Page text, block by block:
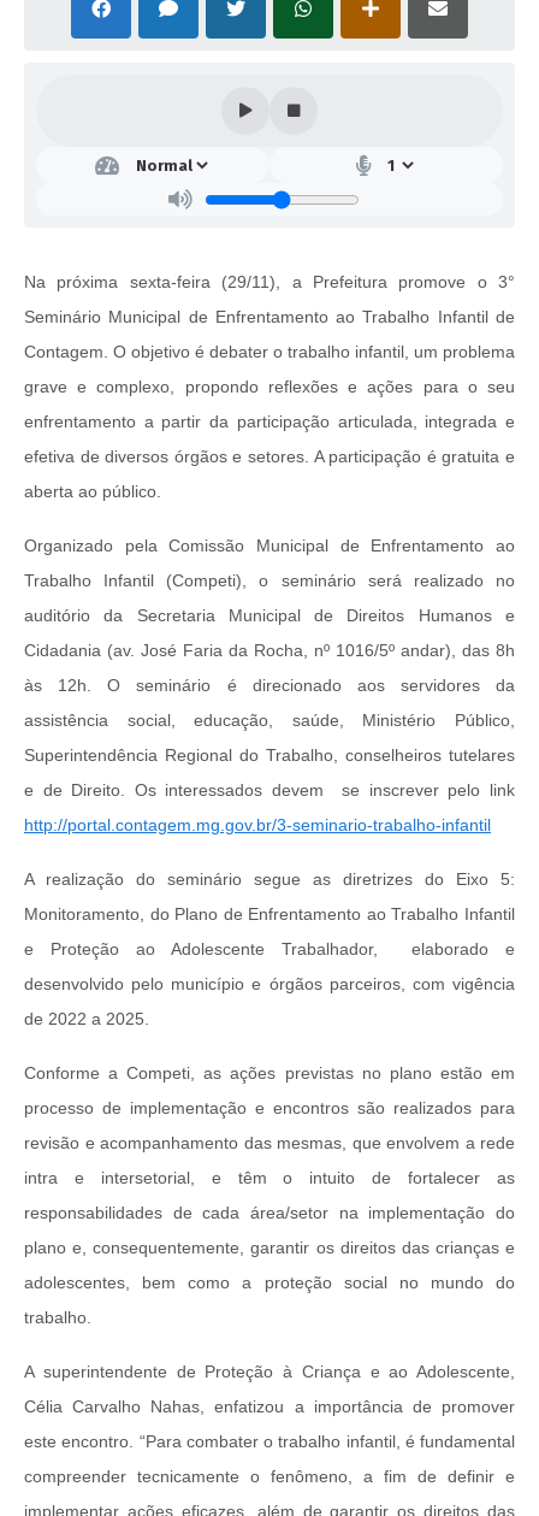
Na próxima sexta-feira (29/11), a Prefeitura promove o 3°
Seminário Municipal de Enfrentamento ao Trabalho Infantil de
Contagem. O objetivo é debater o trabalho infantil, um problema
grave e complexo, propondo reflexões e ações para o seu
enfrentamento a partir da participação articulada, integrada e
efetiva de diversos órgãos e setores. A participação é gratuita e
aberta ao público.
Organizado pela Comissão Municipal de Enfrentamento ao
Trabalho Infantil (Competi), o seminário será realizado no
auditório da Secretaria Municipal de Direitos Humanos e
Cidadania (av. José Faria da Rocha, nº 1016/5º andar), das 8h
às 12h. O seminário é direcionado aos servidores da
assistência social, educação, saúde, Ministério Público,
Superintendência Regional do Trabalho, conselheiros tutelares
e de Direito. Os interessados devem se inscrever pelo link
http://portal.contagem.mg.gov.br/3-seminario-trabalho-infantil
A realização do seminário segue as diretrizes do Eixo 5:
Monitoramento, do Plano de Enfrentamento ao Trabalho Infantil
e Proteção ao Adolescente Trabalhador, elaborado e
desenvolvido pelo município e órgãos parceiros, com vigência
de 2022 a 2025.
Conforme a Competi, as ações previstas no plano estão em
processo de implementação e encontros são realizados para
revisão e acompanhamento das mesmas, que envolvem a rede
intra e intersetorial, e têm o intuito de fortalecer as
responsabilidades de cada área/setor na implementação do
plano e, consequentemente, garantir os direitos das crianças e
adolescentes, bem como a proteção social no mundo do
trabalho.
A superintendente de Proteção à Criança e ao Adolescente,
Célia Carvalho Nahas, enfatizou a importância de promover
este encontro. “Para combater o trabalho infantil, é fundamental
compreender tecnicamente o fenômeno, a fim de definir e
implementar ações eficazes, além de garantir os direitos das